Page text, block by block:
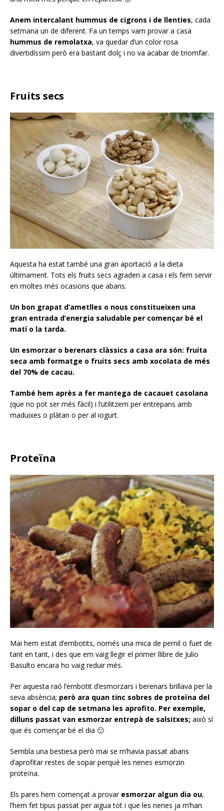
Anem intercalant hummus de cigrons i de llenties, cada
setmana un de diferent. Fa un temps vam provar a casa
hummus de remolatxa, va quedar d’un color rosa
divertidíssim però era bastant dolç i no va acabar de triomfar.
Fruits secs
Aquesta ha estat també una gran aportació a la dieta
últimament. Tots els fruits secs agraden a casa i els fem servir
en moltes més ocasions que abans.
Un bon grapat d’ametlles o nous constitueixen una
gran entrada d’energia saludable per començar bé el
matí o la tarda.
Un esmorzar o berenars clàssics a casa ara són: fruita
seca amb formatge o fruits secs amb xocolata de més
del 70% de cacau.
També hem après a fer mantega de cacauet casolana
(que no pot ser més fàcil) i l’utilitzem per entrepans amb
maduixes o plàtan o per al iogurt.
Proteïna
Mai hem estat d’embotits, només una mica de pernil o fuet de
tant en tant, i des que em vaig llegir el primer llibre de Julio
Basulto encara ho vaig reduir més.
Per aquesta raó l’embotit d’esmorzars i berenars brillava per la
seva absència; però ara quan tinc sobres de proteïna del
sopar o del cap de setmana les aprofito. Per exemple,
dilluns passat van esmorzar entrepà de salsitxes; això sí
que és començar bé el dia 🙂
Sembla una bestiesa però mai se m’havia passat abans
d’aprofitar restes de sopar perquè les nenes esmorzin
proteïna.
Els pares hem començat a provar esmorzar algun dia ou,
l’hem fet tipus passat per aigua tot i que les nenes ja m’han